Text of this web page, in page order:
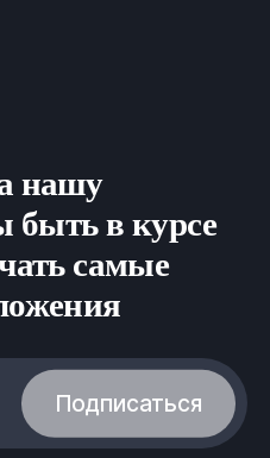
нашу
быть в курсе
самые
Подписаться